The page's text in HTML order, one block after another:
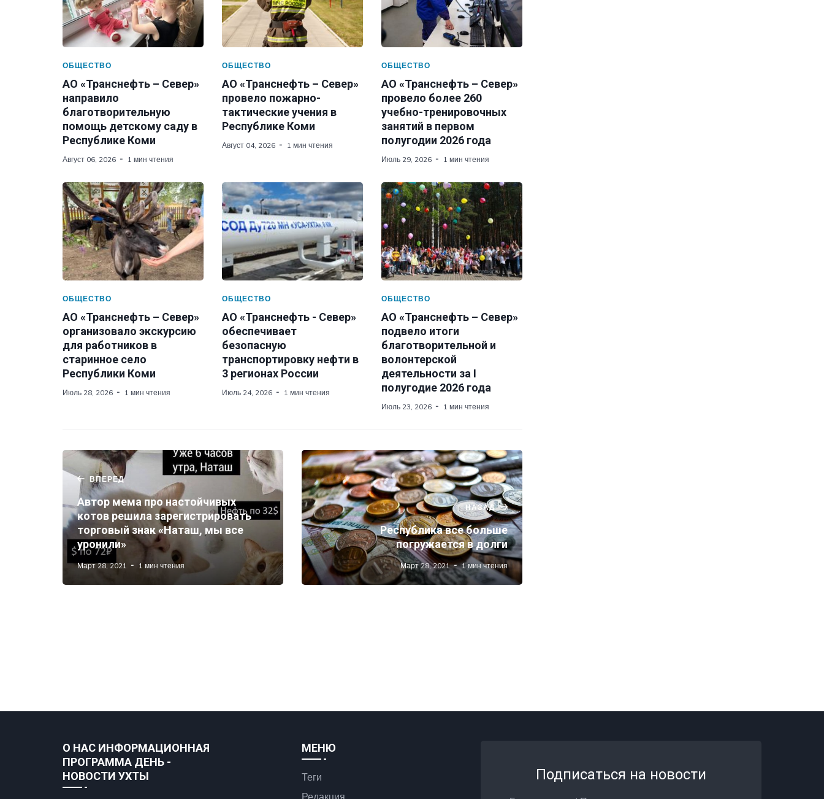
ОБЩЕСТВО
АО «Транснефть – Север»
направило
благотворительную
помощь детскому саду в
Республике Коми
Август 06, 2026 1 мин чтения
ОБЩЕСТВО
АО «Транснефть – Север»
провело пожарно-
тактические учения в
Республике Коми
Август 04, 2026 1 мин чтения
ОБЩЕСТВО
АО «Транснефть – Север»
провело более 260
учебно-тренировочных
занятий в первом
полугодии 2026 года
Июль 29, 2026 1 мин чтения
ОБЩЕСТВО
АО «Транснефть – Север»
организовало экскурсию
для работников в
старинное село
Республики Коми
Июль 28, 2026 1 мин чтения
ОБЩЕСТВО
АО «Транснефть - Север»
обеспечивает
безопасную
транспортировку нефти в
3 регионах России
Июль 24, 2026 1 мин чтения
ОБЩЕСТВО
АО «Транснефть – Север»
подвело итоги
благотворительной и
волонтерской
деятельности за I
полугодие 2026 года
Июль 23, 2026 1 мин чтения
ВПЕРЕД
Автор мема про настойчивых
котов решила зарегистрировать
торговый знак «Наташ, мы все
уронили»
Март 28, 2021 1 мин чтения
НАЗАД
Республика все больше
погружается в долги
Март 28, 2021 1 мин чтения
О НАС ИНФОРМАЦИОННАЯ
ПРОГРАММА ДЕНЬ -
НОВОСТИ УХТЫ
МЕНЮ
Теги
Редакция
Подписаться на новости